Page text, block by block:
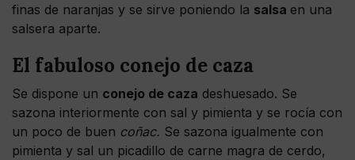
finas de naranjas y se sirve poniendo la salsa en una
salsera aparte.
El fabuloso conejo de caza
Se dispone un conejo de caza deshuesado. Se
sazona interiormente con sal y pimienta y se rocía con
un poco de buen coñac. Se sazona igualmente con
pimienta y sal un picadillo de carne magra de cerdo,